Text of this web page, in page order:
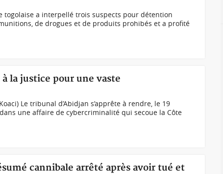
togolaise a interpellé trois suspects pour détention
de drogues et de produits prohibés et a profité
la justice pour une vaste
Le tribunal d’Abidjan s’apprête à rendre, le 19
une affaire de cybercriminalité qui secoue la Côte
cannibale arrêté après avoir tué et